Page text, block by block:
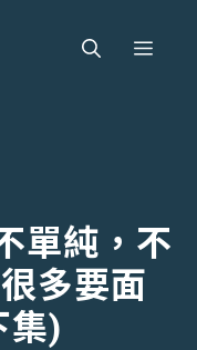
Menu
單純，不
多要面
集)